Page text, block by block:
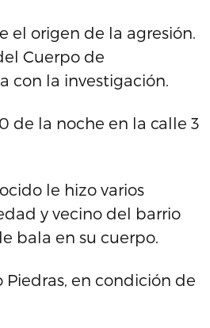
el origen de la agresión.
Cuerpo de
con la investigación.
de la noche en la calle 3
le hizo varios
y vecino del barrio
bala en su cuerpo.
en condición de